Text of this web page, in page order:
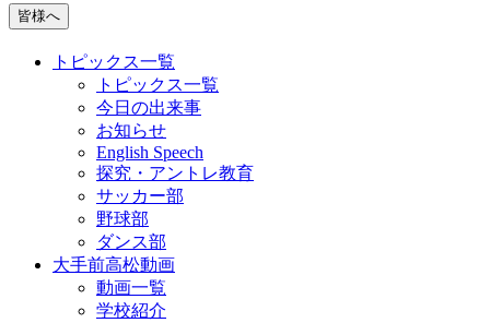
皆様へ
トピックス一覧
トピックス一覧
今日の出来事
お知らせ
English Speech
探究・アントレ教育
サッカー部
野球部
ダンス部
大手前高松動画
動画一覧
学校紹介